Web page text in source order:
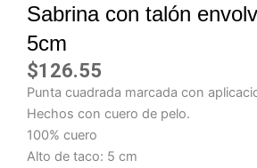
Sabrina con talón
5cm
$126.55
Punta cuadrada marcada con
Hechos con cuero de pelo.
100% cuero
Alto de taco: 5 cm